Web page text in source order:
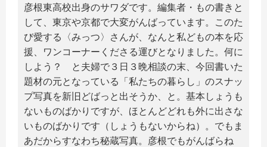
彦根東高校出身のサワダです。編集者・もの書きと
して、東京や京都で大変がんばっています。このた
び愛する〈みっつ〉さんが、なんと私どもの本を応
援、ワンコーナーくださる運びとなりました。何に
しよう？ と夫婦で３日３晩相談の末、今回書いた
題材の元となっている「私たちの暮らし」のスナッ
プ写真を新旧どばっと出そうか、と。基本しょうも
ないものばかりですが、ほとんどどれも外に出さな
いものばかりです（しょうもないからね）。でもま
あだからすなわち秘蔵写真。彦根でもがんばらね